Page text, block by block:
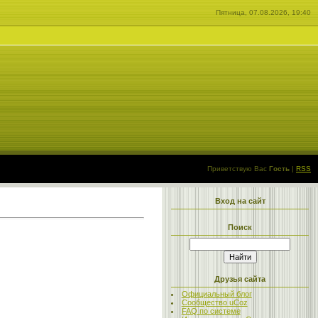
Пятница, 07.08.2026, 19:40
Приветствую Вас Гость | RSS
Вход на сайт
Поиск
Друзья сайта
Официальный блог
Сообщество uCoz
FAQ по системе